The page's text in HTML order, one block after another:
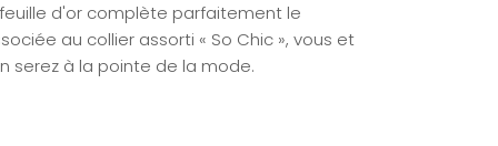
d'or complète parfaitement le
au collier assorti « So Chic », vous et
serez à la pointe de la mode.